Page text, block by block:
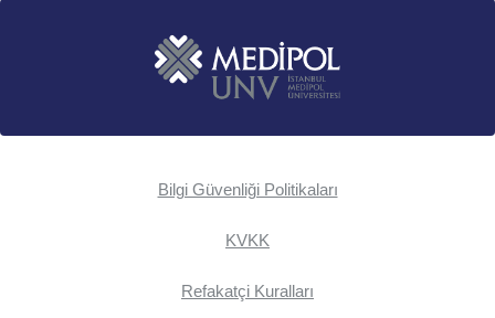
Bilgi Güvenliği Politikaları
KVKK
Refakatçi Kuralları